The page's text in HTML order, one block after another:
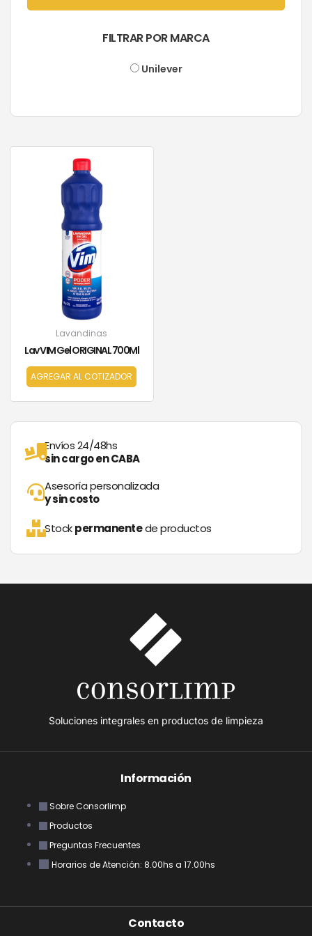
FILTRAR POR MARCA
Unilever
Lavandinas
Lav VIM Gel ORIGINAL 700Ml
AGREGAR AL COTIZADOR
Envíos 24/48hs
sin cargo en CABA
Asesoría personalizada
y sin costo
Stockpermanentede productos
Soluciones integrales en productos de limpieza
Información
Sobre Consorlimp
Productos
Preguntas Frecuentes
Horarios de Atención: 8.00hs a 17.00hs
Contacto